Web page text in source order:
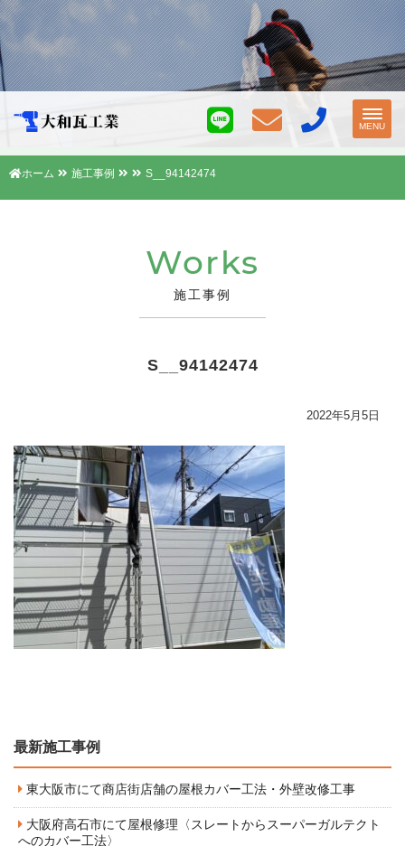
MENU
ホーム 施工事例 S__94142474
Works
施工事例
S__94142474
2022年5月5日
最新施工事例
東大阪市にて商店街店舗の屋根カバー工法・外壁改修工事
大阪府高石市にて屋根修理〈スレートからスーパーガルテクト
へのカバー工法〉